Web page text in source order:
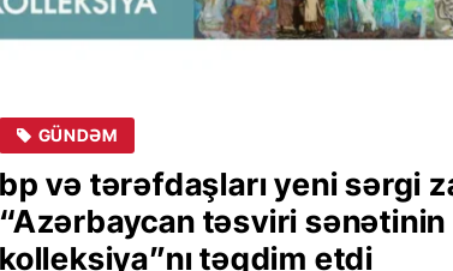
GÜNDƏM
bp və tərəfdaşları yeni sərgi
“Azərbaycan təsviri sənətinin
kolleksiya”nı təqdim etdi